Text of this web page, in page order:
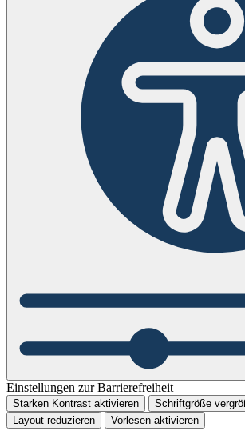
Einstellungen zur Barrierefreiheit
Starken Kontrast aktivieren
Schriftgröße
Layout reduzieren
Vorlesen aktivieren